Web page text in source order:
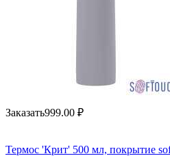
Заказать999.00 ₽
Термос 'Крит' 500 мл, покрытие